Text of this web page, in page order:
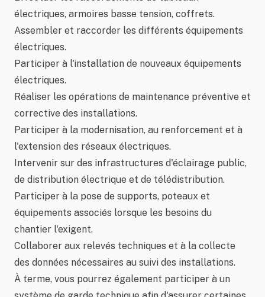
électriques, armoires basse tension, coffrets.
Assembler et raccorder les différents équipements
électriques.
Participer à l'installation de nouveaux équipements
électriques.
Réaliser les opérations de maintenance préventive et
corrective des installations.
Participer à la modernisation, au renforcement et à
l'extension des réseaux électriques.
Intervenir sur des infrastructures d'éclairage public,
de distribution électrique et de télédistribution.
Participer à la pose de supports, poteaux et
équipements associés lorsque les besoins du
chantier l'exigent.
Collaborer aux relevés techniques et à la collecte
des données nécessaires au suivi des installations.
À terme, vous pourrez également participer à un